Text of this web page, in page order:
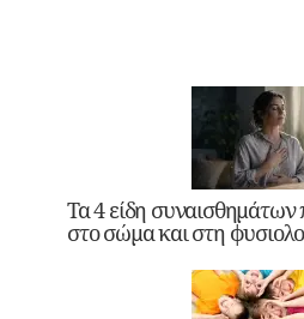
Τα 4 είδη
στο σώμα και στη